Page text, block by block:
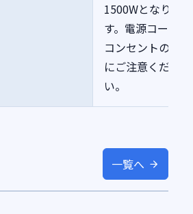
1500Wとなりま
す。電源コードや
コンセントの容量
にご注意くださ
い。
一覧へ